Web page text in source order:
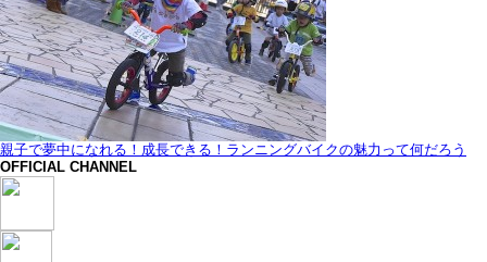
親子で夢中になれる！成長できる！ランニングバイクの魅力って何だろう
OFFICIAL CHANNEL